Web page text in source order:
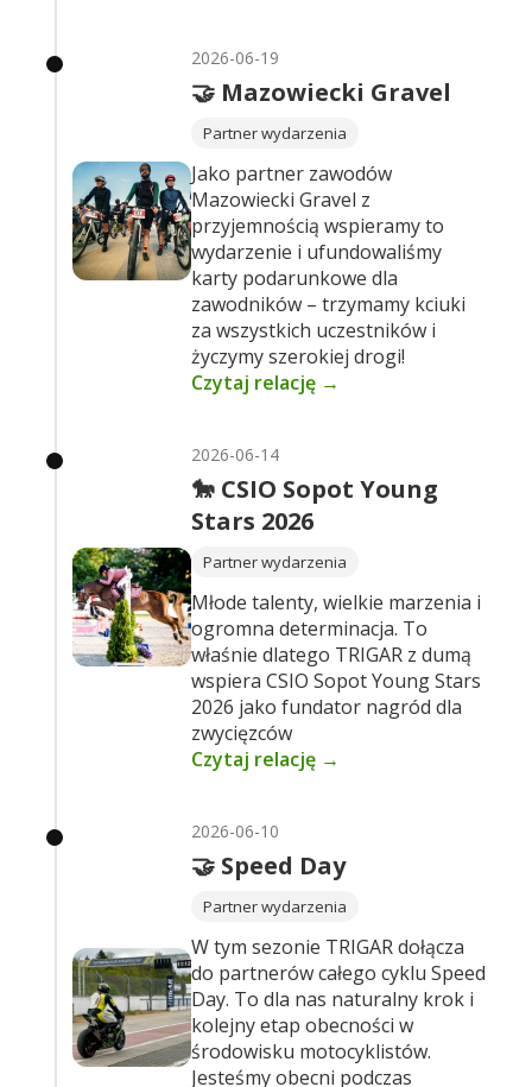
2026-06-19
🤝 Mazowiecki Gravel
Partner wydarzenia
Jako partner zawodów
Mazowiecki Gravel z
przyjemnością wspieramy to
wydarzenie i ufundowaliśmy
karty podarunkowe dla
zawodników – trzymamy kciuki
za wszystkich uczestników i
życzymy szerokiej drogi!
Czytaj relację →
2026-06-14
🐎 CSIO Sopot Young
Stars 2026
Partner wydarzenia
Młode talenty, wielkie marzenia i
ogromna determinacja. To
właśnie dlatego TRIGAR z dumą
wspiera CSIO Sopot Young Stars
2026 jako fundator nagród dla
zwycięzców
Czytaj relację →
2026-06-10
🤝 Speed Day
Partner wydarzenia
W tym sezonie TRIGAR dołącza
do partnerów całego cyklu Speed
Day. To dla nas naturalny krok i
kolejny etap obecności w
środowisku motocyklistów.
Jesteśmy obecni podczas